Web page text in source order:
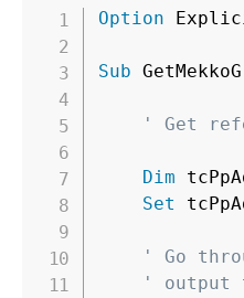
Option
Sub
' Get
Dim
Set
' Go
' output